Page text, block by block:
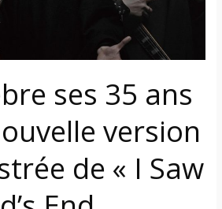
ses 35 ans
version
de « I Saw